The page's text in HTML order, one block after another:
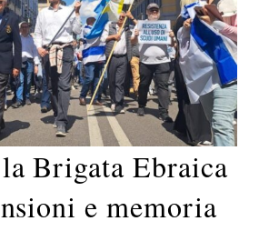
Brigata Ebraica
e memoria